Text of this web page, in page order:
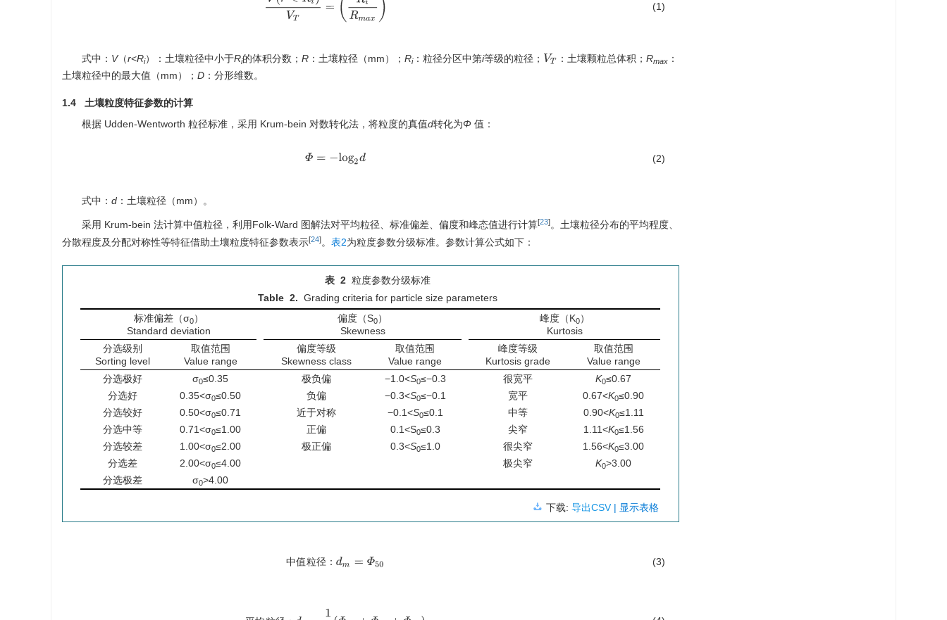
(1)
式中： V（r<Ri）：土壤粒径中小于Ri的体积分数； R ：土壤粒径（mm）； Ri：粒径分区中第i等级的粒径； VT ：土壤颗粒总体积；Rmax ：
土壤粒径中的最大值（mm）； D ：分形维数。
1.4 土壤粒度特征参数的计算
根据 Udden-Wentworth 粒径标准，采用 Krum-bein 对数转化法，将粒度的真值d转化为Φ 值：
Φ= −log2d (2)
式中： d ：土壤粒径（mm）。
采用 Krum-bein 法计算中值粒径，利用Folk-Ward 图解法对平均粒径、标准偏差、偏度和峰态值进行计算[23]。土壤粒径分布的平均程度、
分散程度及分配对称性等特征借助土壤粒度特征参数表示[24]。 表2为粒度参数分级标准。参数计算公式如下：
表 2 粒度参数分级标准
Table 2. Grading criteria for particle size parameters
标准偏差（σ0）
Standard deviation
偏度（S0）
Skewness
峰度（K0）
Kurtosis
分选级别
Sorting level
取值范围
Value range
偏度等级
Skewness class
取值范围
Value range
峰度等级
Kurtosis grade
取值范围
Value range
分选极好
σ0≤0.35 极负偏 −1.0<S0≤−0.3 很宽平 K0≤0.67
分选好
0.35<σ0≤0.50 负偏 −0.3<S0≤−0.1 宽平 0.67<K0≤0.90
分选较好
0.50<σ0≤0.71 近于对称 −0.1<S0≤0.1 中等 0.90<K0≤1.11
分选中等
0.71<σ0≤1.00 正偏 0.1<S0≤0.3 尖窄 1.11<K0≤1.56
分选较差
1.00<σ0≤2.00 极正偏 0.3<S0≤1.0 很尖窄 1.56<K0≤3.00
分选差
2.00<σ0≤4.00 极尖窄 K0>3.00
分选极差
σ0>4.00
下载: 导出CSV | 显示表格
中值粒径：
中值粒径：dm=Φ50 (3)
1 3(